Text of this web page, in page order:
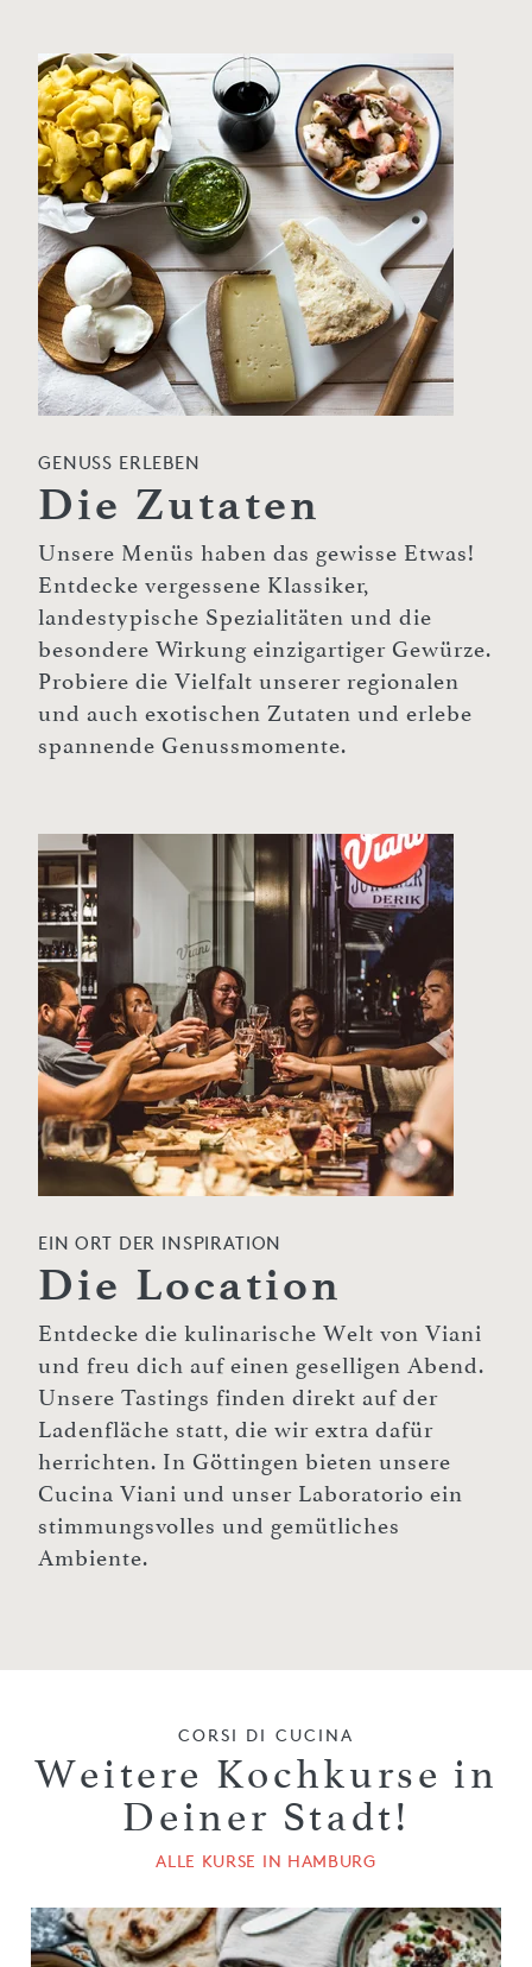
GENUSS ERLEBEN
Die Zutaten
Unsere Menüs haben das gewisse Etwas!
Entdecke vergessene Klassiker,
landestypische Spezialitäten und die
besondere Wirkung einzigartiger Gewürze.
Probiere die Vielfalt unserer regionalen
und auch exotischen Zutaten und erlebe
spannende Genussmomente.
EIN ORT DER INSPIRATION
Die Location
Entdecke die kulinarische Welt von Viani
und freu dich auf einen geselligen Abend.
Unsere Tastings finden direkt auf der
Ladenfläche statt, die wir extra dafür
herrichten. In Göttingen bieten unsere
Cucina Viani und unser Laboratorio ein
stimmungsvolles und gemütliches
Ambiente.
CORSI DI CUCINA
Weitere Kochkurse in
Deiner Stadt!
ALLE KURSE IN HAMBURG